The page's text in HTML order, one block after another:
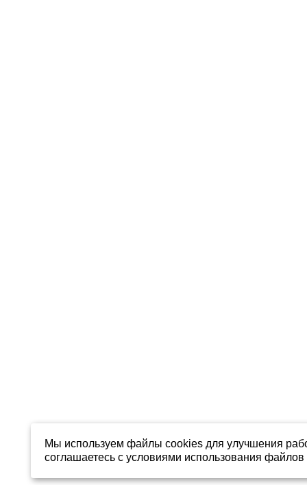
Мы используем файлы cookies для улучшения
соглашаетесь с условиями использования